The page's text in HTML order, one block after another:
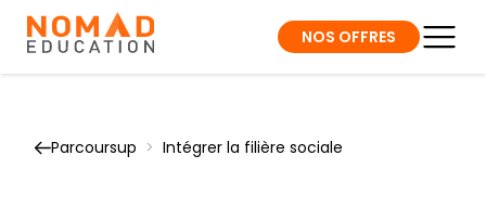
NOS OFFRES
Parcoursup > Intégrer la filière sociale